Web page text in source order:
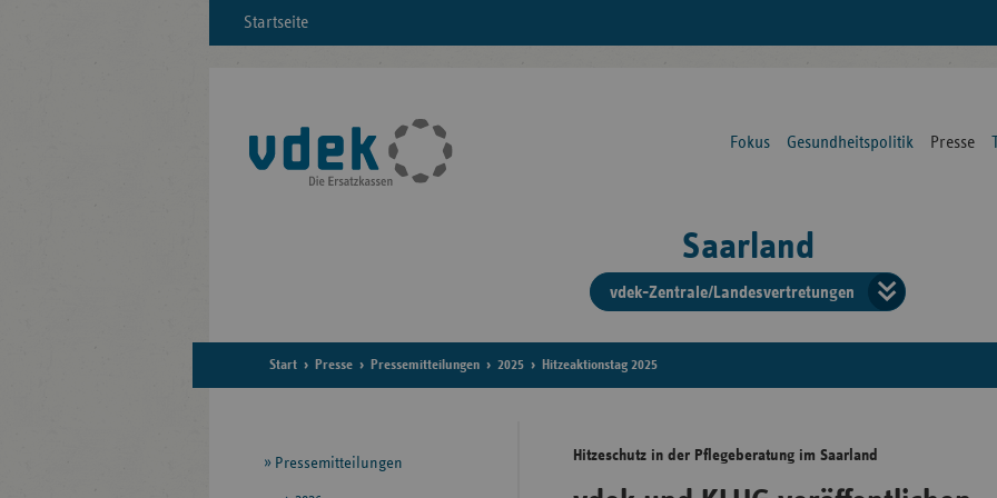
Startseite
Fokus Gesundheitspolitik Presse
Saarland
vdek-Zentrale/Landesvertretungen
der
Start Presse Pressemitteilungen 2025 Hitzeaktionstag 2025
Hitzeschutz in der Pflegeberatung im Saarland
Seitennavigation
Pressemitteilungen